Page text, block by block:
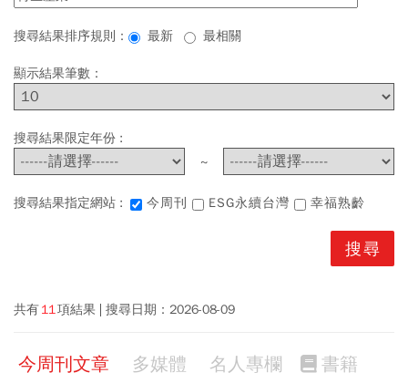
搜尋結果排序規則： 最新 最相關
顯示結果筆數：
搜尋結果限定年份 :
~
搜尋結果指定網站 : 今周刊 ESG永續台灣 幸福熟齡
共有11項結果 搜尋日期： 2026-08-09
今周刊文章 多媒體 名人專欄 書籍